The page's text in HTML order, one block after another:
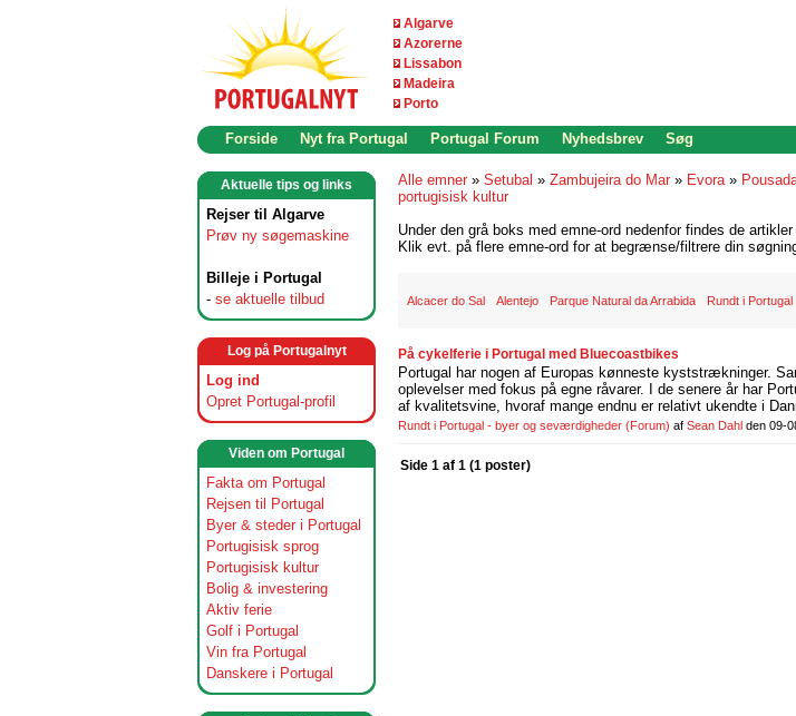
Algarve
Azorerne
Lissabon
Madeira
Porto
Forside Nyt fra Portugal Portugal Forum Nyhedsbrev Søg
Aktuelle tips og links
Rejser til Algarve
Prøv ny søgemaskine
Billeje i Portugal
- se aktuelle tilbud
Log på Portugalnyt
Log ind
Opret Portugal-profil
Viden om Portugal
Fakta om Portugal
Rejsen til Portugal
Byer & steder i Portugal
Portugisisk sprog
Portugisisk kultur
Bolig & investering
Aktiv ferie
Golf i Portugal
Vin fra Portugal
Danskere i Portugal
Alle emner » Setubal » Zambujeira do Mar » Evora»
portugisisk kultur
Under den grå boks med emne-ord nedenfor findes de
Klik evt. på flere emne-ord for at begrænse/filtrere din
Alcacer do Sal Alentejo Parque Natural da Arrabida Rundt i Portugal
På cykelferie i Portugal med Bluecoastbikes
Portugal har nogen af Europas kønneste kyststrækninger.
oplevelser med fokus på egne råvarer. I de senere år har
af kvalitetsvine, hvoraf mange endnu er relativt ukendte i
Rundt i Portugal - byer og seværdigheder (Forum) af Sean Dahl den 09-
Side 1 af 1 (1 poster)